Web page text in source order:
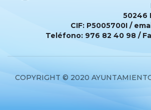
50246
CIF: P5005700I /
Teléfono: 976 82 40 98 /
COPYRIGHT © 2020